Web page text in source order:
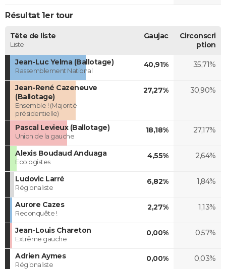
Résultat 1er tour
Tête de liste
Liste
Gaujac
Circonscri
ption
Jean-Luc Yelma (Ballotage)
Rassemblement National
40,91% 35,71%
Jean-René Cazeneuve
(Ballotage)
Ensemble ! (Majorité
présidentielle)
27,27% 30,90%
Pascal Levieux (Ballotage)
Union de la gauche
18,18% 27,17%
Alexis Boudaud Anduaga
Ecologistes
4,55% 2,64%
Ludovic Larré
Régionaliste
6,82% 1,84%
Aurore Cazes
Reconquête !
2,27% 1,13%
Jean-Louis Chareton
Extrême gauche
0,00% 0,57%
Adrien Aymes
Régionaliste
0,00% 0,03%